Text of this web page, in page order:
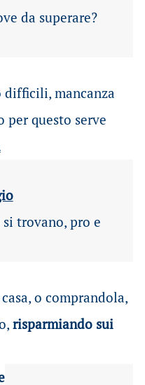
da superare?
mancanza
per questo serve
trovano, pro e
o comprandola,
risparmiando sui